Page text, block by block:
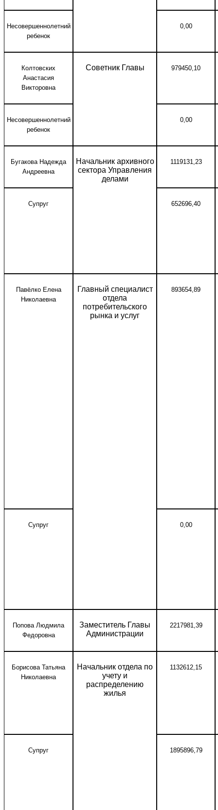
Несовершеннолетний
ребенок
0,00
Колтовских
Анастасия
Викторовна
Советник Главы 979450,10
Несовершеннолетний
ребенок
0,00
Бугакова Надежда
Андреевна
Начальник архивного
сектора Управления
делами
1119131,23
Супруг 652696,40
Павёлко Елена
Николаевна
Главный специалист
отдела
потребительского
рынка и услуг
893654,89
Супруг 0,00
Попова Людмила
Федоровна
Заместитель Главы
Администрации
2217981,39
Борисова Татьяна
Николаевна
Начальник отдела по
учету и
распределению
жилья
1132612,15
Супруг 1895896,79